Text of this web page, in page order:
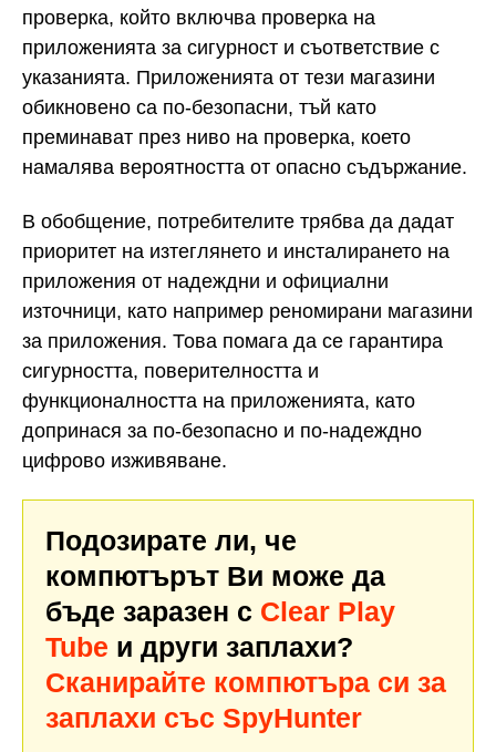
проверка, който включва проверка на
приложенията за сигурност и съответствие с
указанията. Приложенията от тези магазини
обикновено са по-безопасни, тъй като
преминават през ниво на проверка, което
намалява вероятността от опасно съдържание.
В обобщение, потребителите трябва да дадат
приоритет на изтеглянето и инсталирането на
приложения от надеждни и официални
източници, като например реномирани магазини
за приложения. Това помага да се гарантира
сигурността, поверителността и
функционалността на приложенията, като
допринася за по-безопасно и по-надеждно
цифрово изживяване.
Подозирате ли, че
компютърът Ви може да
бъде заразен с Clear Play
Tube и други заплахи?
Сканирайте компютъра си за
заплахи със SpyHunter